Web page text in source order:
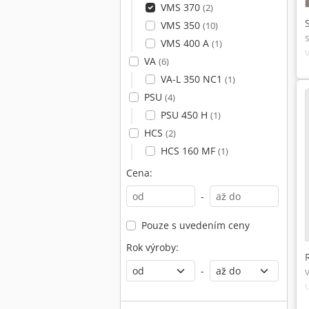
VMS 370 (2)
VMS 350 (10)
VMS 400 A (1)
VA (6)
VA-L 350 NC1 (1)
PSU (4)
PSU 450 H (1)
HCS (2)
HCS 160 MF (1)
Cena:
-
Pouze s uvedením ceny
Rok výroby:
-